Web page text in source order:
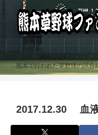
熊本で行われた草野球の試合
2017.12.30 血液